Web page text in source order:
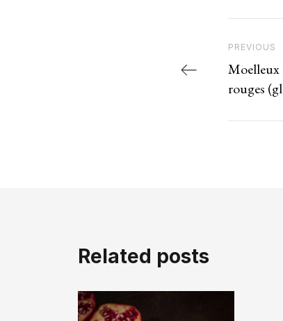
Previous
PREVIOUS
Moelleux
rouges
Related posts